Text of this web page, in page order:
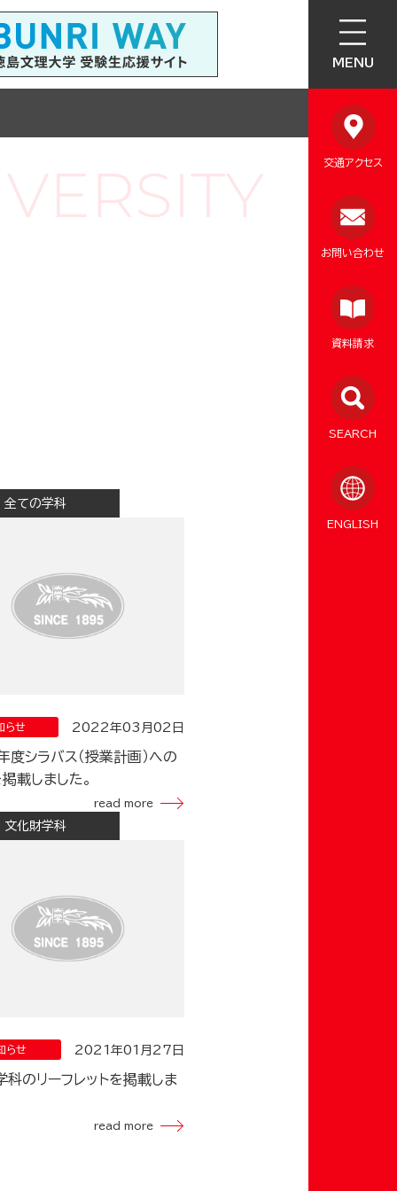
MENU
交通アクセス
お問い合わせ
資料請求
SEARCH
ENGLISH
全ての学科
らせ 2022年03月02日
シラバス（授業計画）への
載しました。
read more
文化財学科
らせ 2021年01月27日
科のリーフレットを掲載しま
read more